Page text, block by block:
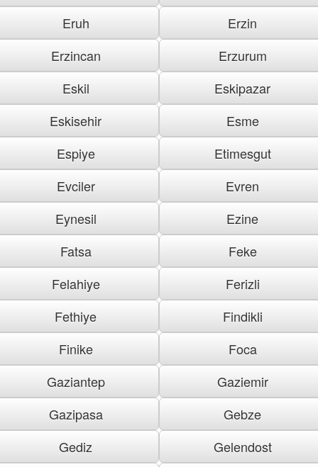
Eruh
Erzin
Erzincan
Erzurum
Eskil
Eskipazar
Eskisehir
Esme
Espiye
Etimesgut
Evciler
Evren
Eynesil
Ezine
Fatsa
Feke
Felahiye
Ferizli
Fethiye
Findikli
Finike
Foca
Gaziantep
Gaziemir
Gazipasa
Gebze
Gediz
Gelendost